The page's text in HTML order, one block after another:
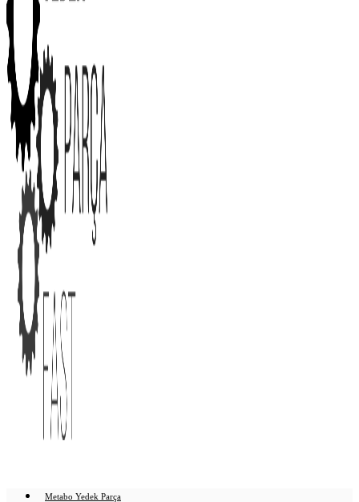
Metabo Yedek Parça